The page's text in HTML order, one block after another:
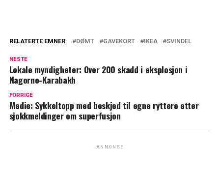
RELATERTE EMNER: DØMT GAVEKORT IKEA SVINDEL
NESTE
Lokale myndigheter: Over 200 skadd i eksplosjon i
Nagorno-Karabakh
FORRIGE
Medie: Sykkeltopp med beskjed til egne ryttere etter
sjokkmeldinger om superfusjon
ANNONSE